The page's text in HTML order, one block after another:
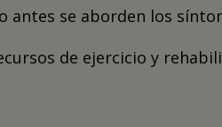
antes se aborden los
de ejercicio y